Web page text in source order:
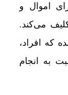
اموال و
می‌کند.
که افراد،
به انجام